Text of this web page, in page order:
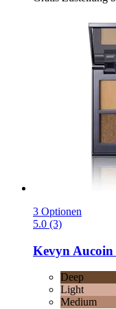
3 Optionen
5.0 (3)
Kevyn Aucoin
Deep
Light
Medium